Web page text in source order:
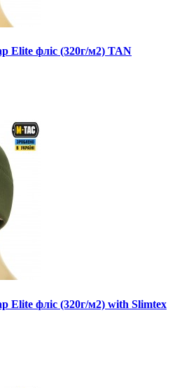
Elite фліс (320г/м2) TAN
Elite фліс (320г/м2) with Slimtex